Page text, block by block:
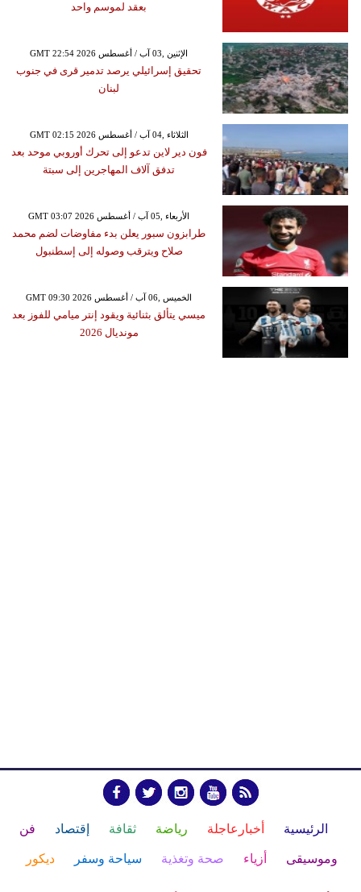
بعقد لموسم واحد
GMT 22:54 2026 الإثنين ,03 آب / أغسطس
تحقيق إسرائيلي يرصد تدمير قرى في جنوب
لبنان
GMT 02:15 2026 الثلاثاء ,04 آب / أغسطس
فون دير لاين تدعو إلى تحرك أوروبي موحد بعد
تدفق آلاف المهاجرين إلى سبتة
GMT 03:07 2026 الأربعاء ,05 آب / أغسطس
طرابزون سبور يعلن بدء مفاوضات لضم محمد
صلاح ويترقب وصوله إلى إسطنبول
GMT 09:30 2026 الخميس ,06 آب / أغسطس
ميسي يتألق بثنائية ويقود إنتر ميامي للفوز بعد
مونديال 2026
الرئيسية أخبارعاجلة رياضة ثقافة إقتصاد فن
وموسيقى أزياء صحة وتغذية سياحة وسفر ديكور